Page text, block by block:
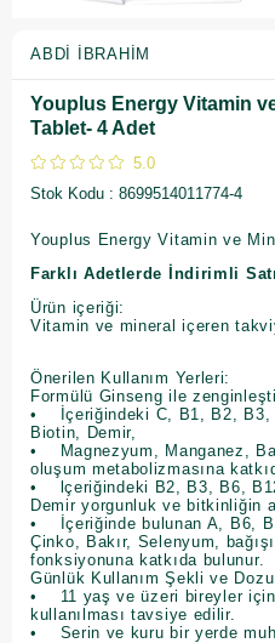
ABDI İBRAHIM
Youplus Energy Vitamin
Tablet- 4 Adet
5.0
Stok Kodu
8699514011774-4
Youplus Energy Vitamin ve
Farklı Adetlerde İndirimli
Ürün içeriği:
Vitamin ve mineral içeren
Önerilen Kullanım Yerleri:
Formülü Ginseng ile
• İçeriğindeki C, B1, B2, B3,
Biotin, Demir,
• Magnezyum, Manganez,
oluşum metabolizmasına
• lçeriğindeki B2, B3, B6,
Demir yorgunluk ve bitkinliğin
• İçeriğinde bulunan A, B6,
Çinko, Bakır, Selenyum,
fonksiyonuna katkıda bulunur.
Günlük Kullanım Şekli ve
• 11 yaş ve üzeri bireyler
kullanılması tavsiye edilir.
• Serin ve kuru bir yerde